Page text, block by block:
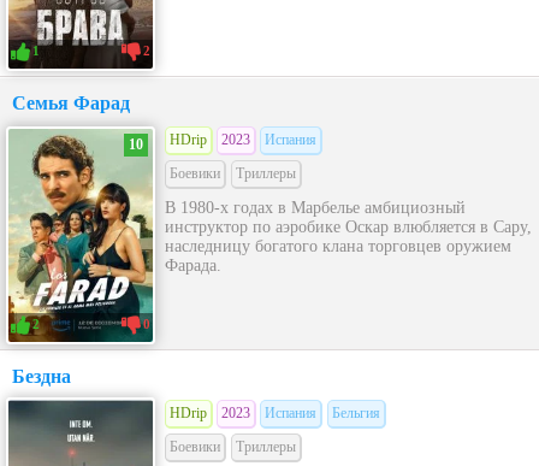
1 2
Семья Фарад
10
2 0
HDrip 2023
Испания
Боевики
Триллеры
В 1980-х годах в Марбелье амбициозный
инструктор по аэробике Оскар влюбляется в Сару,
наследницу богатого клана торговцев оружием
Фарада.
Бездна
HDrip 2023 Испания
Бельгия
Боевики
Триллеры